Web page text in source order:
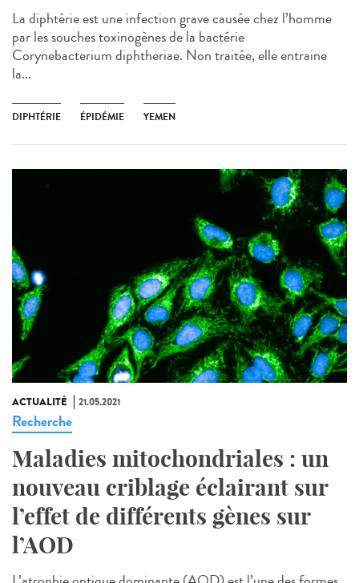
La diphtérie est une infection grave causée chez l’homme
par les souches toxinogènes de la bactérie
Corynebacterium diphtheriae. Non traitée, elle entraine
la...
DIPHTÉRIE ÉPIDÉMIE YEMEN
ACTUALITÉ 21.05.2021
Recherche
Maladies mitochondriales : un
nouveau criblage éclairant sur
l’effet de différents gènes sur
l’AOD